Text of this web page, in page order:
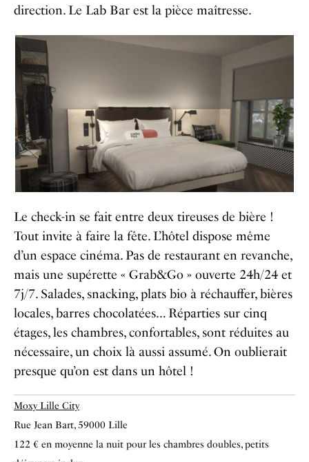
direction. Le Lab Bar est la pièce maîtresse.
Le check-in se fait entre deux tireuses de bière !
Tout invite à faire la fête. L’hôtel dispose même
d’un espace cinéma. Pas de restaurant en revanche,
mais une supérette « Grab&Go » ouverte 24h/24 et
7j/7. Salades, snacking, plats bio à réchauffer, bières
locales, barres chocolatées… Réparties sur cinq
étages, les chambres, confortables, sont réduites au
nécessaire, un choix là aussi assumé. On oublierait
presque qu’on est dans un hôtel !
Moxy Lille City
Rue Jean Bart, 59000 Lille
122 € en moyenne la nuit pour les chambres doubles, petits